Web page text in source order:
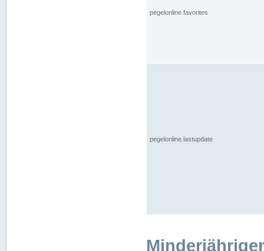
pegelonline.favorites
pegelonline.lastupdate